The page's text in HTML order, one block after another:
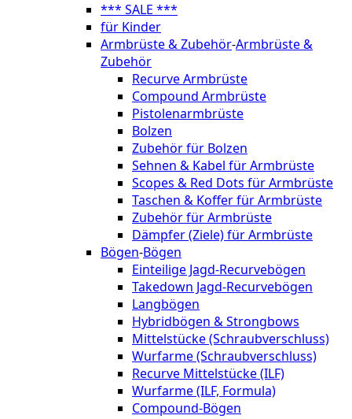
*** SALE ***
für Kinder
Armbrüste & Zubehör-Armbrüste &
Zubehör
Recurve Armbrüste
Compound Armbrüste
Pistolenarmbrüste
Bolzen
Zubehör für Bolzen
Sehnen & Kabel für Armbrüste
Scopes & Red Dots für Armbrüste
Taschen & Koffer für Armbrüste
Zubehör für Armbrüste
Dämpfer (Ziele) für Armbrüste
Bögen-Bögen
Einteilige Jagd-Recurvebögen
Takedown Jagd-Recurvebögen
Langbögen
Hybridbögen & Strongbows
Mittelstücke (Schraubverschluss)
Wurfarme (Schraubverschluss)
Recurve Mittelstücke (ILF)
Wurfarme (ILF, Formula)
Compound-Bögen